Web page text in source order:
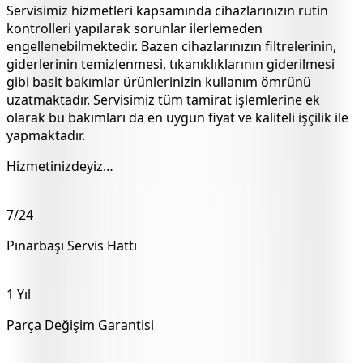
Servisimiz hizmetleri kapsamında cihazlarınızın rutin
kontrolleri yapılarak sorunlar ilerlemeden
engellenebilmektedir. Bazen cihazlarınızın filtrelerinin,
giderlerinin temizlenmesi, tıkanıklıklarının giderilmesi
gibi basit bakımlar ürünlerinizin kullanım ömrünü
uzatmaktadır. Servisimiz tüm tamirat işlemlerine ek
olarak bu bakımları da en uygun fiyat ve kaliteli işçilik ile
yapmaktadır.
Hizmetinizdeyiz…
7/24
Pınarbaşı Servis Hattı
1 Yıl
Parça Değişim Garantisi